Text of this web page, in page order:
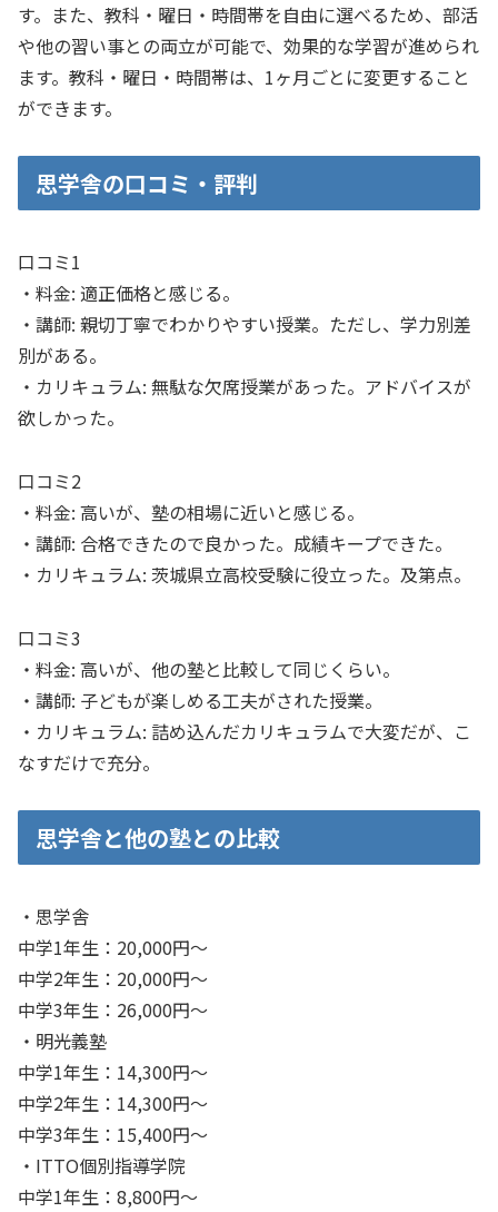
す。また、教科・曜日・時間帯を自由に選べるため、部活
や他の習い事との両立が可能で、効果的な学習が進められ
ます。教科・曜日・時間帯は、1ヶ月ごとに変更すること
ができます。
思学舎の口コミ・評判
口コミ1
・料金: 適正価格と感じる。
・講師: 親切丁寧でわかりやすい授業。ただし、学力別差
別がある。
・カリキュラム: 無駄な欠席授業があった。アドバイスが
欲しかった。
口コミ2
・料金: 高いが、塾の相場に近いと感じる。
・講師: 合格できたので良かった。成績キープできた。
・カリキュラム: 茨城県立高校受験に役立った。及第点。
口コミ3
・料金: 高いが、他の塾と比較して同じくらい。
・講師: 子どもが楽しめる工夫がされた授業。
・カリキュラム: 詰め込んだカリキュラムで大変だが、こ
なすだけで充分。
思学舎と他の塾との比較
・思学舎
中学1年生：20,000円～
中学2年生：20,000円～
中学3年生：26,000円～
・明光義塾
中学1年生：14,300円～
中学2年生：14,300円～
中学3年生：15,400円～
・ITTO個別指導学院
中学1年生：8,800円～